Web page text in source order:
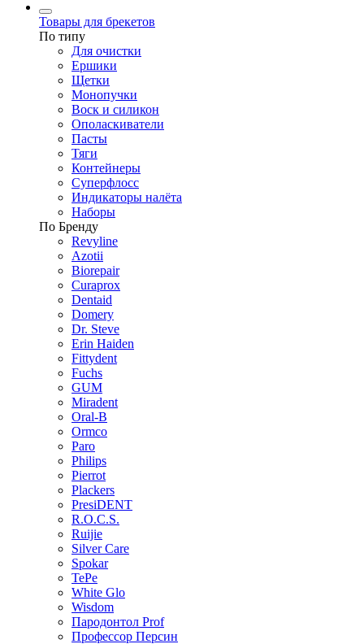
Товары для брекетов
По типу
Для очистки
Ершики
Щетки
Монопучки
Воск и силикон
Ополаскиватели
Пасты
Тяги
Контейнеры
Суперфлосс
Индикаторы налёта
Наборы
По Бренду
Revyline
Azotii
Biorepair
Curaprox
Dentaid
Domery
Dr. Steve
Erin Haiden
Fittydent
Fuchs
GUM
Miradent
Oral-B
Ormco
Paro
Philips
Pierrot
Plackers
PresiDENT
R.O.C.S.
Ruijie
Silver Care
Spokar
TePe
White Glo
Wisdom
Пародонтол Prof
Профессор Персин